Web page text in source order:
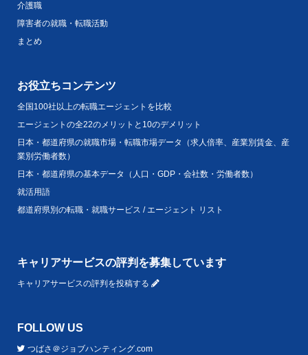
介護職
障害者の就職・転職活動
まとめ
お役立ちコンテンツ
全国100社以上の転職エージェントを比較
エージェントの全22のメリットと10のデメリット
日本・都道府県の就職市場・転職市場データ（求人倍率、産業別賃金、産
業別労働者数）
日本・都道府県の基本データ（人口・GDP・会社数・労働者数）
就活用語
都道府県別の転職・就職サービス / エージェント リスト
キャリアサービスの評判を募集しています
キャリアサービスの評判を投稿する
FOLLOW US
つばさ＠ジョブハンティング.com